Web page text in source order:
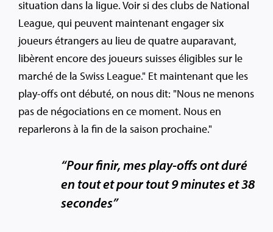
situation dans la ligue. Voir si des clubs de National
League, qui peuvent maintenant engager six
joueurs étrangers au lieu de quatre auparavant,
libèrent encore des joueurs suisses éligibles sur le
marché de la Swiss League." Et maintenant que les
play-offs ont débuté, on nous dit: "Nous ne menons
pas de négociations en ce moment. Nous en
reparlerons à la fin de la saison prochaine."
“Pour finir, mes play-offs ont duré
en tout et pour tout 9 minutes et 38
secondes”